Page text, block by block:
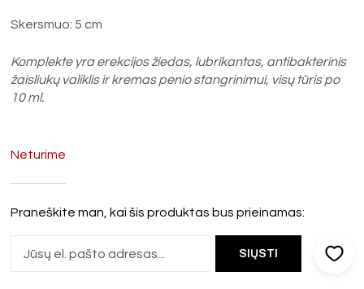
Skersmuo: 5 cm
Komplekte yra erekcijos žiedas, lubrikantas, antibakterinis
žaisliukų valiklis ir kremas penio stangrinimui, visų tūris po
10 ml.
Neturime
Praneškite man, kai šis produktas bus prieinamas: